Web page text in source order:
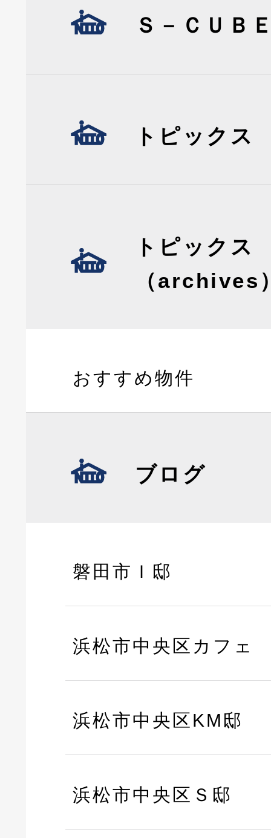
Ｓ－ＣＵＢ
トピックス
トピックス
（archives
おすすめ物件
ブログ
磐田市Ｉ邸
浜松市中央区カフェ
浜松市中央区KM邸
浜松市中央区Ｓ邸